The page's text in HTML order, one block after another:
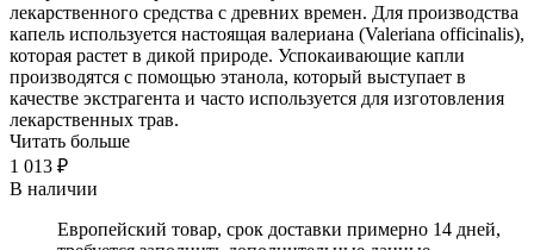
лекарственного средства с древних времен. Для производства
капель используется настоящая валериана (Valeriana officinalis),
которая растет в дикой природе. Успокаивающие капли
производятся с помощью этанола, который выступает в
качестве экстрагента и часто используется для изготовления
лекарственных трав.
Читать больше
1 013 ₽
В наличии
Европейский товар, срок доставки примерно 14 дней,